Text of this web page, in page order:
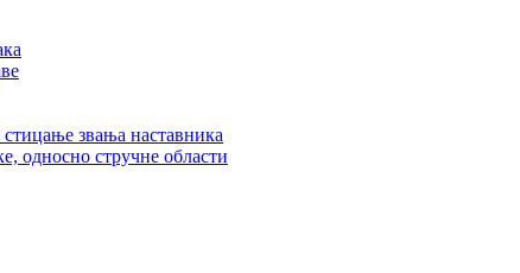
звања наставника
односно стручне области